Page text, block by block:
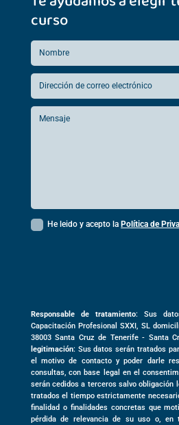
curso
He leido y acepto laPolítica de
Responsable de tratamiento: Sus
Capacitación Profesional SXXI, SL
38003Santa Cruz de Tenerife - Santa
legitimación: Sus datos serán tratados
el motivo de contacto y poder darle
consultas, con base legal en el
serán cedidos a terceros salvo obligación
tratados el tiempo estrictamente
finalidad o finalidades concretas que
pérdida de relevancia de su uso o, en